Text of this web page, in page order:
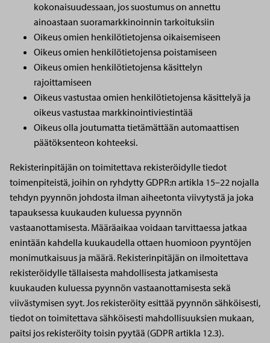
kokonaisuudessaan, jos suostumus on annettu
ainoastaan suoramarkkinoinnin tarkoituksiin
Oikeus omien henkilötietojensa oikaisemiseen
Oikeus omien henkilötietojensa poistamiseen
Oikeus omien henkilötietojensa käsittelyn
rajoittamiseen
Oikeus vastustaa omien henkilötietojensa käsittelyä ja
oikeus vastustaa markkinointiviestintää
Oikeus olla joutumatta tietämättään automaattisen
päätöksenteon kohteeksi.
Rekisterinpitäjän on toimitettava rekisteröidylle tiedot
toimenpiteistä, joihin on ryhdytty GDPR:n artikla 15–22 nojalla
tehdyn pyynnön johdosta ilman aiheetonta viivytystä ja joka
tapauksessa kuukauden kuluessa pyynnön
vastaanottamisesta. Määräaikaa voidaan tarvittaessa jatkaa
enintään kahdella kuukaudella ottaen huomioon pyyntöjen
monimutkaisuus ja määrä. Rekisterinpitäjän on ilmoitettava
rekisteröidylle tällaisesta mahdollisesta jatkamisesta
kuukauden kuluessa pyynnön vastaanottamisesta sekä
viivästymisen syyt. Jos rekisteröity esittää pyynnön sähköisesti,
tiedot on toimitettava sähköisesti mahdollisuuksien mukaan,
paitsi jos rekisteröity toisin pyytää (GDPR artikla 12.3).